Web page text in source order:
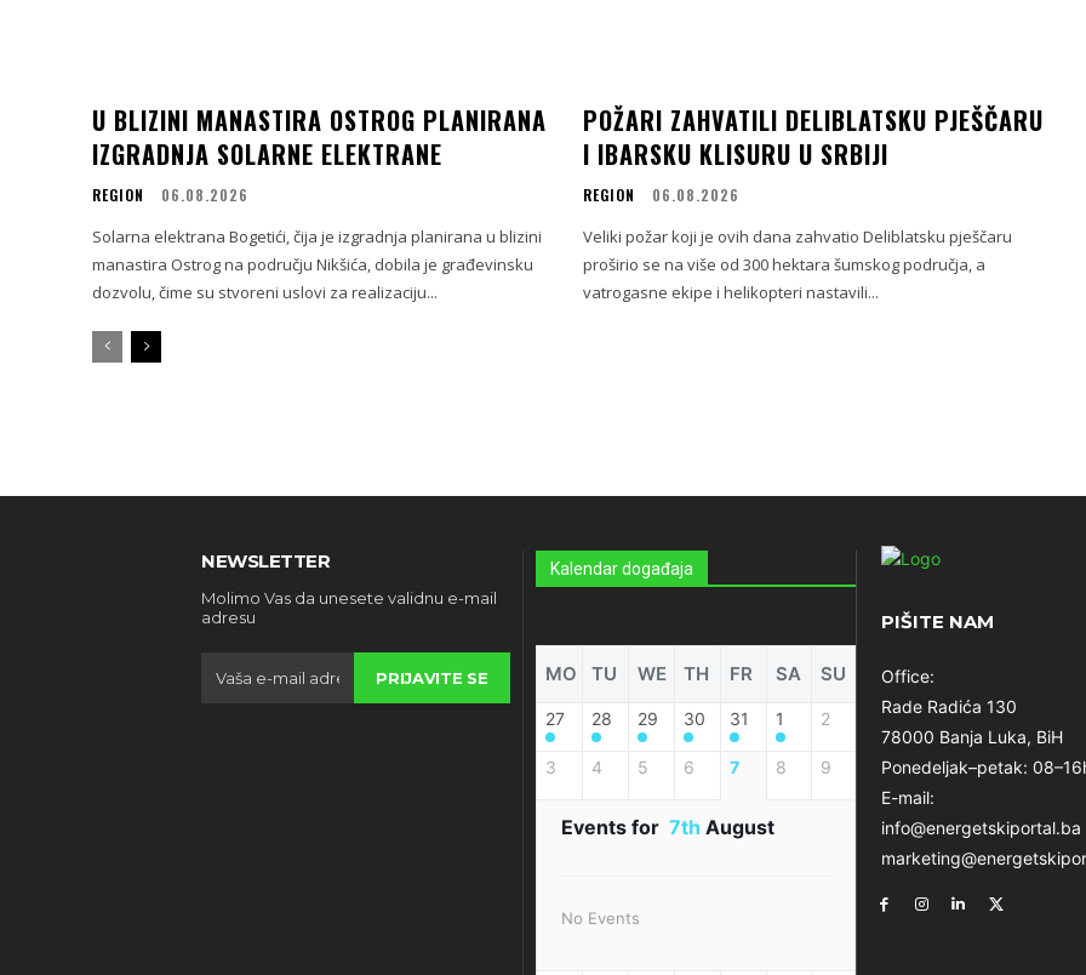
U BLIZINI MANASTIRA OSTROG PLANIRANA
IZGRADNJA SOLARNE ELEKTRANE
REGION 06.08.2026
Solarna elektrana Bogetići, čija je izgradnja planirana u blizini
manastira Ostrog na području Nikšića, dobila je građevinsku
dozvolu, čime su stvoreni uslovi za realizaciju...
POŽARI ZAHVATILI DELIBLATSKU PJEŠČARU
I IBARSKU KLISURU U SRBIJI
REGION 06.08.2026
Veliki požar koji je ovih dana zahvatio Deliblatsku pješčaru
proširio se na više od 300 hektara šumskog područja, a
vatrogasne ekipe i helikopteri nastavili...
NEWSLETTER
Molimo Vas da unesete validnu e-mail
adresu
PRIJAVITE SE
Kalendar događaja
MO TU WE TH FR SA SU
27 28 29 30 31 1 2
3 4 5 6 7 8 9
Events for 7th August
No Events
PIŠITE NAM
Office:
Rade Radića 130
78000 Banja Luka, BiH
Ponedeljak–petak:
E-mail:
info@energetskiportal.ba